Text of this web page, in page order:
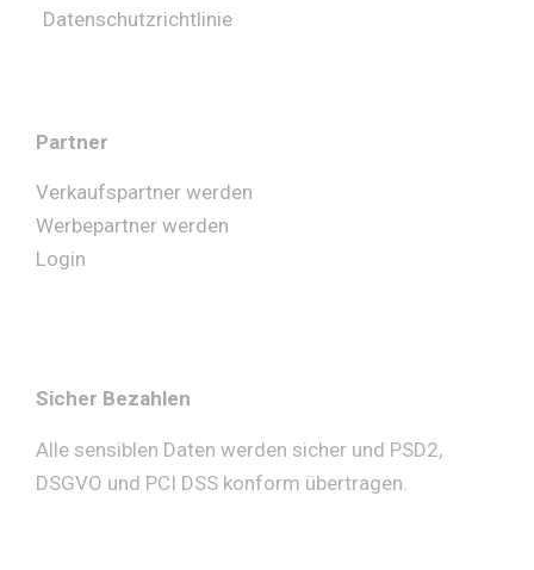
Datenschutzrichtlinie
Partner
Verkaufspartner werden
Werbepartner werden
Login
Sicher Bezahlen
Alle sensiblen Daten werden sicher und PSD2,
DSGVO und PCI DSS konform übertragen.